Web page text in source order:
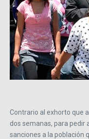
Contrario al exhorto que
dos semanas, para pedir
sanciones a la población